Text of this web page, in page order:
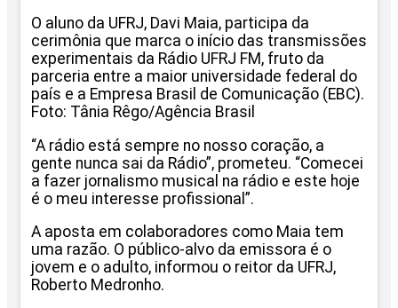
O aluno da UFRJ, Davi Maia, participa da
cerimônia que marca o início das transmissões
experimentais da Rádio UFRJ FM, fruto da
parceria entre a maior universidade federal do
país e a Empresa Brasil de Comunicação (EBC).
Foto: Tânia Rêgo/Agência Brasil
“A rádio está sempre no nosso coração, a
gente nunca sai da Rádio”, prometeu. “Comecei
a fazer jornalismo musical na rádio e este hoje
é o meu interesse profissional”.
A aposta em colaboradores como Maia tem
uma razão. O público-alvo da emissora é o
jovem e o adulto, informou o reitor da UFRJ,
Roberto Medronho.